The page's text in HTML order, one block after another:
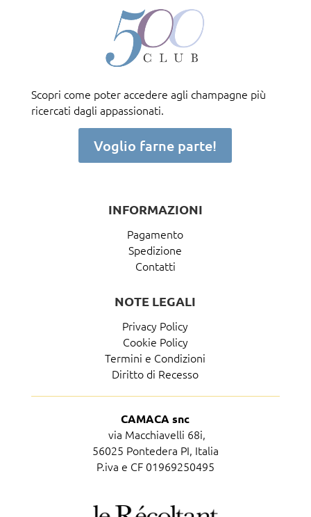
Scopri come poter accedere agli champagne più
ricercati dagli appassionati.
Voglio farne parte!
INFORMAZIONI
Pagamento
Spedizione
Contatti
NOTE LEGALI
Privacy Policy
Cookie Policy
Termini e Condizioni
Diritto di Recesso
CAMACA snc
via Macchiavelli 68i,
56025 Pontedera PI, Italia
P.iva e CF 01969250495